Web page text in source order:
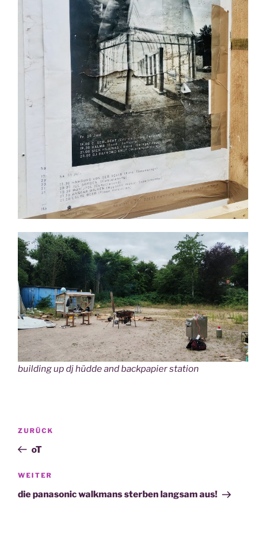
building up dj hüdde and backpapier station
Beitragsnavigation
Vorheriger
Beitrag
ZURÜCK
oT
Nächster
Beitrag
WEITER
die panasonic walkmans sterben langsam aus!